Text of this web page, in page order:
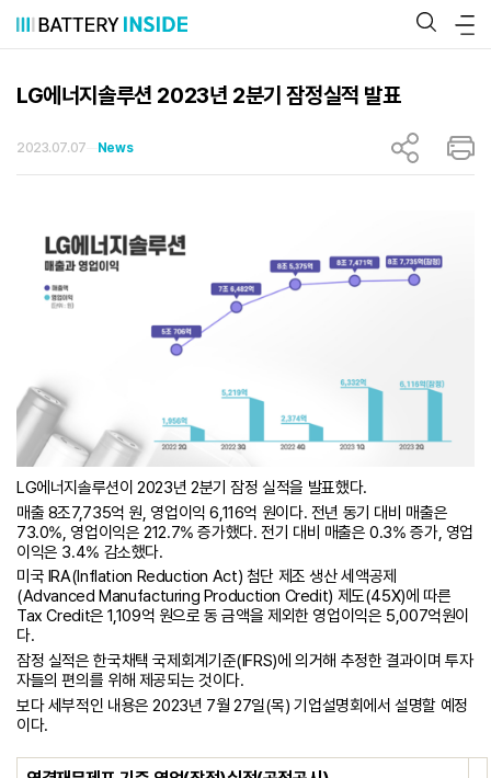
츠
LG에너지솔루션 2023년 2분기 잠정실적 발표
2023.07.07 News
LG에너지솔루션이 2023년 2분기 잠정 실적을 발표했다.
매출 8조7,735억 원, 영업이익 6,116억 원이다. 전년 동기 대비 매출은
73.0%, 영업이익은 212.7% 증가했다. 전기 대비 매출은 0.3% 증가, 영업
이익은 3.4% 감소했다.
미국 IRA(Inflation Reduction Act) 첨단 제조 생산 세액공제
(Advanced Manufacturing Production Credit) 제도(45X)에 따른
Tax Credit은 1,109억 원으로 동 금액을 제외한 영업이익은 5,007억원이
다.
잠정 실적은 한국채택 국제회계기준(IFRS)에 의거해 추정한 결과이며 투자
자들의 편의를 위해 제공되는 것이다.
보다 세부적인 내용은 2023년 7월 27일(목) 기업설명회에서 설명할 예정
이다.